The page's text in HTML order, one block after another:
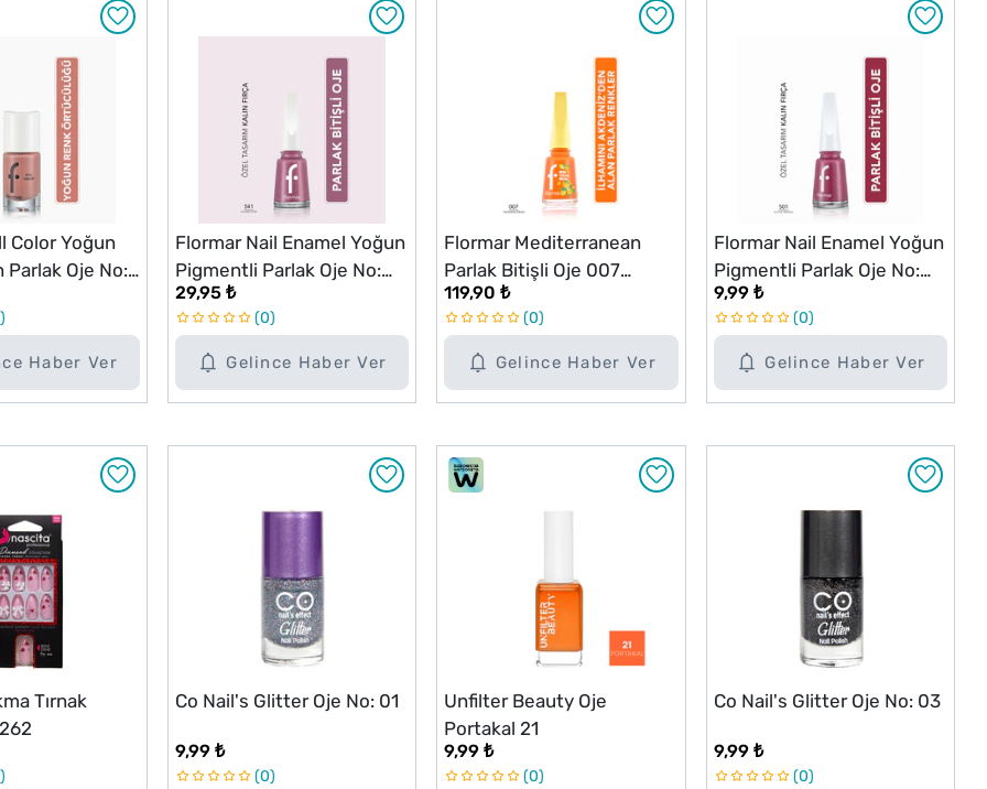
Haber Ver
Color Yoğun
Parlak Oje No:
Hold
Gelince Haber Ver
Flormar Nail Enamel Yoğun
Pigmentli Parlak Oje No:
541
29,95 ₺
0
Gelince Haber Ver
Flormar Mediterranean
Parlak Bitişli Oje 007
Tangerine Dream
119,90 ₺
0
Gelince Haber Ver
Flormar Nail Enamel Yoğun
Pigmentli Parlak Oje No:
501 A Little Tropical
9,99 ₺
0
Tırnak
Co Nail's Glitter Oje No: 01
9,99 ₺
0
Unfilter Beauty Oje
Portakal 21
9,99 ₺
0
Co Nail's Glitter Oje No: 03
9,99 ₺
0